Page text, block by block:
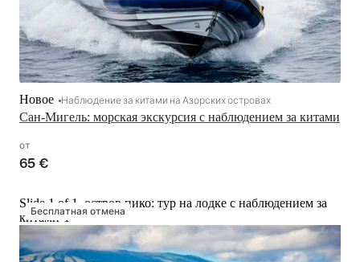
Сан-Мигель: морская экскурсия с наблюдением за китами
Новое Наблюдение за китами на Азорских островах
от
65 €
Бесплатная отмена
Slide 1 of 1, остров пико: тур на лодке с наблюдением за
китами-1